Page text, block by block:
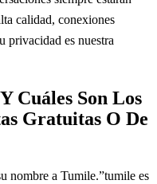
calidad, conexiones
privacidad es nuestra
Cuáles Son Los
Gratuitas O De
nombre a Tumile.”tumile es